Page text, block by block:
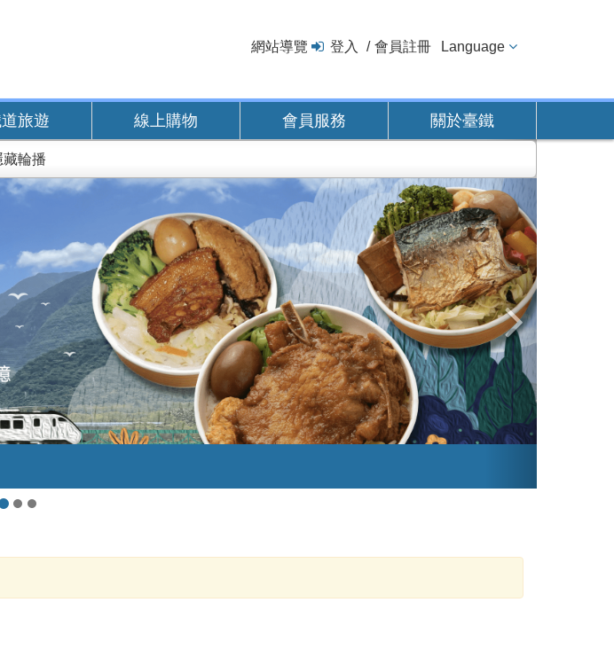
網站導覽 登入 會員註冊 Language
旅遊 線上購物 會員服務 關於臺鐵
一
張
圖
片